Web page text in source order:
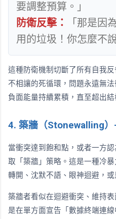
要調整預算。」
防衛反擊：
「那是因
用的垃圾！你怎麼不
這種防衛機制切斷了所有自我
不相讓的死循環，問題永遠無
負面能量持續累積，直至超出結
4. 築牆（Stonewalling
當衝突達到飽和點，或者一方
取「築牆」策略。這是一種冷
轉開、沈默不語、眼神迴避，
築牆者看似在迴避衝突、維持
是在單方面宣告「數據終端連